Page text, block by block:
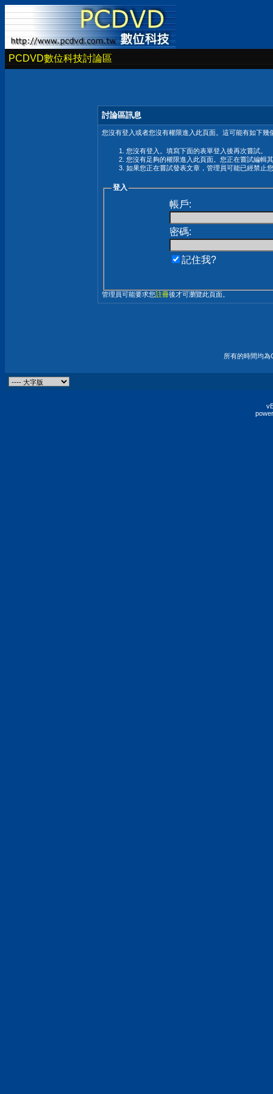
PCDVD數位科技討論區
討論區訊息
您沒有登入或者您沒有權限進入此頁面。這可能有如下幾
您沒有登入。填寫下面的表單登入後再次嘗試。
您沒有足夠的權限進入此頁面。您正在嘗試編輯
如果您正在嘗試發表文章，管理員可能已經禁止
登入
帳戶:
密碼:
記住我?
管理員可能要求您註冊後才可瀏覽此頁面。
所有的時間均為